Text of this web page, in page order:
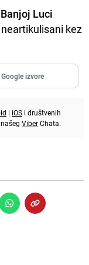
Luci
neartikulisani kez
izvore
| iOS i društvenih
ViberChata.